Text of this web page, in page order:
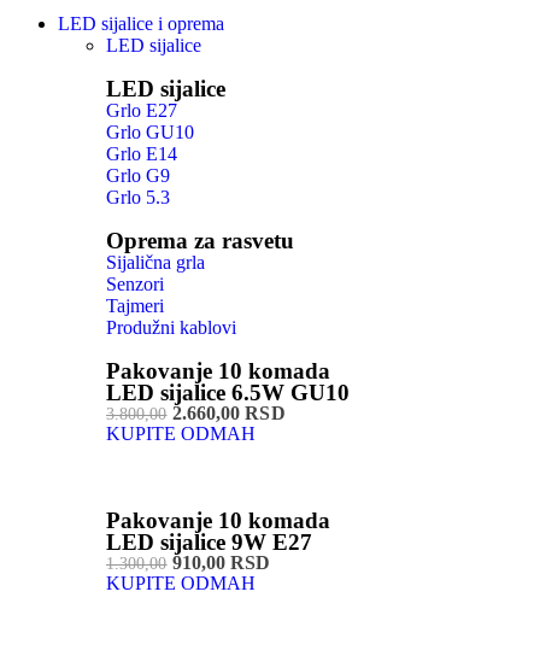
LED sijalice i oprema
LED sijalice
LED sijalice
Grlo E27
Grlo GU10
Grlo E14
Grlo G9
Grlo 5.3
Oprema za rasvetu
Sijalična grla
Senzori
Tajmeri
Produžni kablovi
Pakovanje 10 komada
LED sijalice 6.5W GU10
3.800,002.660,00 RSD
KUPITE ODMAH
Pakovanje 10 komada
LED sijalice 9W E27
1.300,00910,00 RSD
KUPITE ODMAH